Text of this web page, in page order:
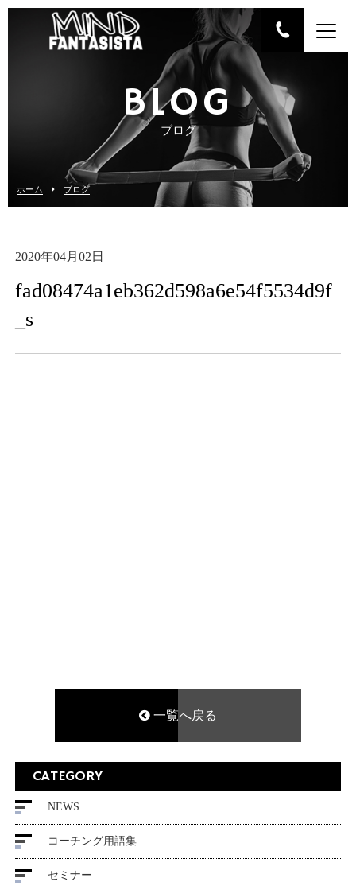
BLOG
ブログ
ホーム ブログ
2020年04月02日
fad08474a1eb362d598a6e54f5534d9f
_s
一覧へ戻る
CATEGORY
NEWS
コーチング用語集
セミナー